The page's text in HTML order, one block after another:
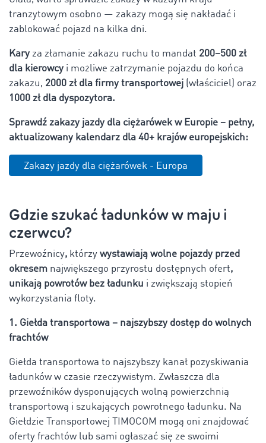
tranzytowym osobno — zakazy mogą się nakładać i
zablokować pojazd na kilka dni.
Kary za złamanie zakazu ruchu to mandat 200–500 zł
dla kierowcy i możliwe zatrzymanie pojazdu do końca
zakazu, 2000 zł dla firmy transportowej (właściciel) oraz
1000 zł dla dyspozytora.
Sprawdź zakazy jazdy dla ciężarówek w Europie – pełny,
aktualizowany kalendarz dla 40+ krajów europejskich:
Zakazy jazdy dla ciężarówek - Europa
Gdzie szukać ładunków w maju i
czerwcu?
Przewoźnicy, którzy wystawiają wolne pojazdy przed
okresem największego przyrostu dostępnych ofert,
unikają powrotów bez ładunku i zwiększają stopień
wykorzystania floty.
1. Giełda transportowa – najszybszy dostęp do wolnych
frachtów
Giełda transportowa to najszybszy kanał pozyskiwania
ładunków w czasie rzeczywistym. Zwłaszcza dla
przewoźników dysponujących wolną powierzchnią
transportową i szukających powrotnego ładunku. Na
Giełdzie Transportowej TIMOCOM mogą oni znajdować
oferty frachtów lub sami ogłaszać się ze swoimi